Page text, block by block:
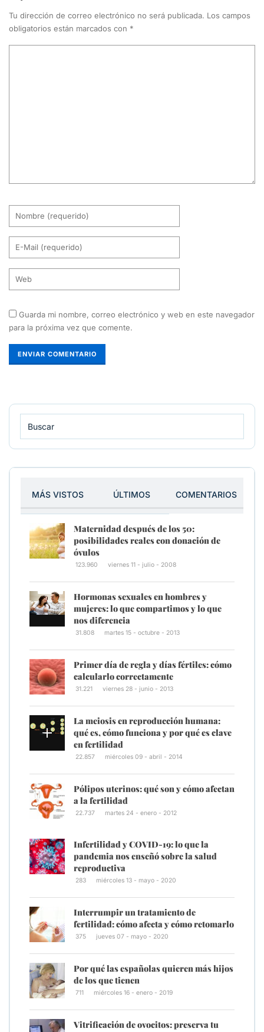
Tu dirección de correo electrónico no será publicada. Los campos
obligatorios están marcados con *
Guarda mi nombre, correo electrónico y web en este navegador
para la próxima vez que comente.
MÁS VISTOS ÚLTIMOS COMENTARIOS
Maternidad después de los 50:
posibilidades reales con donación de
óvulos
123.960 viernes 11 - julio - 2008
Hormonas sexuales en hombres y
mujeres: lo que compartimos y lo que
nos diferencia
31.808 martes 15 - octubre - 2013
Primer día de regla y días fértiles: cómo
calcularlo correctamente
31.221 viernes 28 - junio - 2013
La meiosis en reproducción humana:
qué es, cómo funciona y por qué es clave
en fertilidad
22.857 miércoles 09 - abril - 2014
Pólipos uterinos: qué son y cómo afectan
a la fertilidad
22.737 martes 24 - enero - 2012
Infertilidad y COVID-19: lo que la
pandemia nos enseñó sobre la salud
reproductiva
283 miércoles 13 - mayo - 2020
Interrumpir un tratamiento de
fertilidad: cómo afecta y cómo retomarlo
375 jueves 07 - mayo - 2020
Por qué las españolas quieren más hijos
de los que tienen
711 miércoles 16 - enero - 2019
Vitrificación de ovocitos: preserva tu